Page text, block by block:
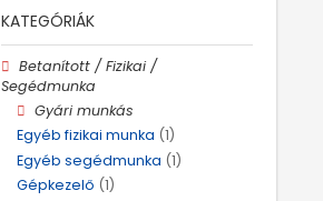
KATEGÓRIÁK
Betanított / Fizikai /
Segédmunka
Gyári munkás
Egyéb fizikai munka (1)
Egyéb segédmunka (1)
Gépkezelő (1)